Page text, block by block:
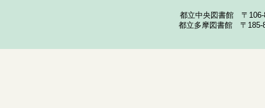
都立中央図書館 〒
都立多摩図書館 〒185-